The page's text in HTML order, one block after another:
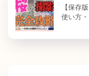
【保存
使い方